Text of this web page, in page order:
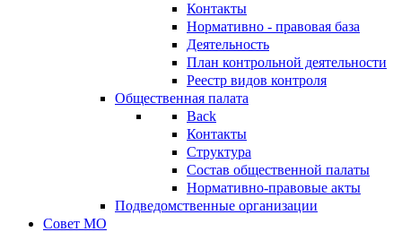
Контакты
Нормативно - правовая база
Деятельность
План контрольной деятельности
Реестр видов контроля
Общественная палата
Back
Контакты
Структура
Состав общественной палаты
Нормативно-правовые акты
Подведомственные организации
Совет МО